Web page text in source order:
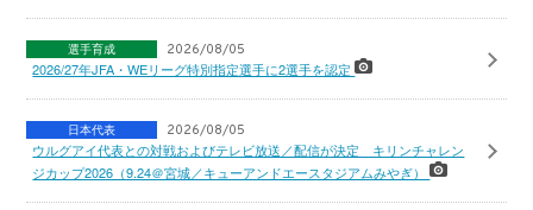
選手育成 2026/08/05
2026/27年JFA・WEリーグ特別指定選手に2選手を認定
日本代表 2026/08/05
ウルグアイ代表との対戦およびテレビ放送／配信が決定 キリンチャレン
ジカップ2026（9.24＠宮城／キューアンドエースタジアムみやぎ）